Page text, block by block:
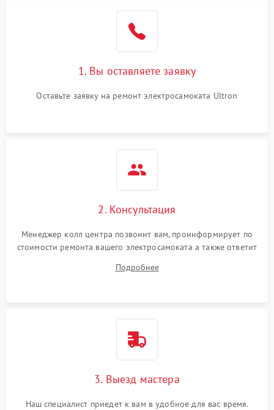
1. Вы оставляете заявку
Оставьте заявку на ремонт электросамоката Ultron
2. Консультация
Менеджер колл центра позвонит вам, проинформирует по
стоимости ремонта вашего электросамоката а также ответит
Подробнее
3. Выезд мастера
Наш специалист приедет к вам в удобное для вас время.